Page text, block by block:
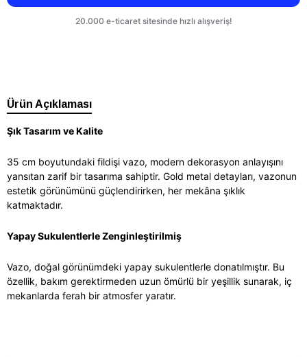
Ürün Açıklaması
Şık Tasarım ve Kalite
35 cm boyutundaki fildişi vazo, modern dekorasyon anlayışını
yansıtan zarif bir tasarıma sahiptir. Gold metal detayları, vazonun
estetik görünümünü güçlendirirken, her mekâna şıklık
katmaktadır.
Yapay Sukulentlerle Zenginleştirilmiş
Vazo, doğal görünümdeki yapay sukulentlerle donatılmıştır. Bu
özellik, bakım gerektirmeden uzun ömürlü bir yeşillik sunarak, iç
mekanlarda ferah bir atmosfer yaratır.